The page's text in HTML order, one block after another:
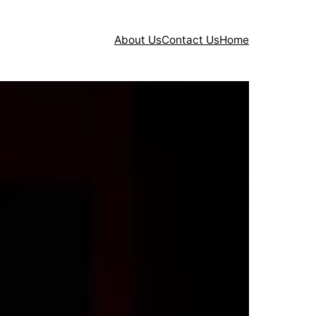
About UsContact UsHome